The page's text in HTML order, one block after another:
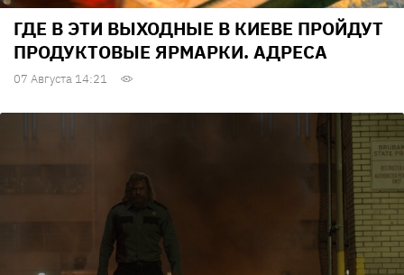
ГДЕ В ЭТИ ВЫХОДНЫЕ В КИЕВЕ ПРОЙДУТ
ПРОДУКТОВЫЕ ЯРМАРКИ. АДРЕСА
07 Августа 14:21